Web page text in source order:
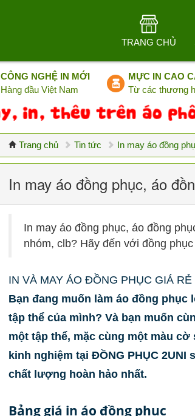
TRANG CHỦ
CÔNG NGHỆ IN MỚI
Hàng đầu Việt Nam
MỰC IN CAO
Từ các thương
Trang chủ Tin tức In may áo đồng
In may áo đồng phục, áo
In may áo đồng phục, áo đồng
nhóm, clb? Hãy đến với đồng
IN VÀ MAY ÁO ĐỒNG PHỤC GIÁ
Bạn đang muốn làm áo đồng
tập thể của mình? Và bạn muốn
một tập thể, mặc cùng một màu
kinh nghiệm tại ĐỒNG PHỤC 2UNI
chất lượng hoàn hảo nhất.
Bảng giá in áo đồng phục